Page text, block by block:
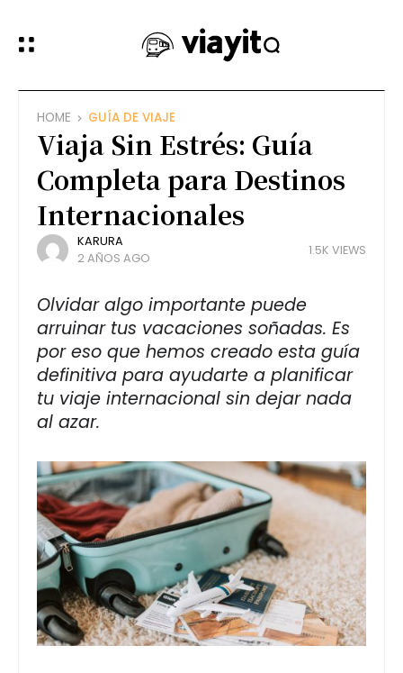
HOME GUÍA DE VIAJE
Viaja Sin Estrés: Guía
Completa para Destinos
Internacionales
KARURA
2 AÑOS AGO
1.5K VIEWS
Olvidar algo importante puede
arruinar tus vacaciones soñadas. Es
por eso que hemos creado esta guía
definitiva para ayudarte a planificar
tu viaje internacional sin dejar nada
al azar.